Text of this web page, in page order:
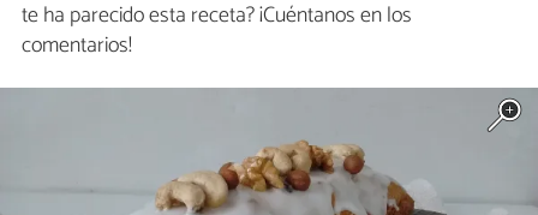
te ha parecido esta receta? ¡Cuéntanos en los
comentarios!